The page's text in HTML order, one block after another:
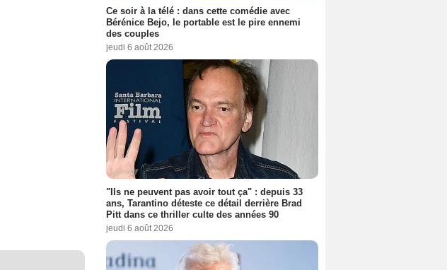
Ce soir à la télé : dans cette comédie avec
Bérénice Bejo, le portable est le pire ennemi
des couples
jeudi 6 août 2026
"Ils ne peuvent pas avoir tout ça" : depuis 33
ans, Tarantino déteste ce détail derrière Brad
Pitt dans ce thriller culte des années 90
jeudi 6 août 2026